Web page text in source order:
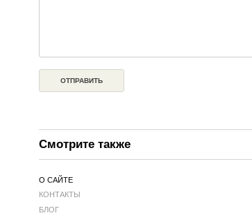
Смотрите также
О САЙТЕ
КОНТАКТЫ
БЛОГ